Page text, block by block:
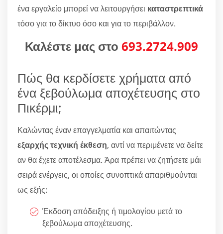
ένα εργαλείο μπορεί να λειτουργήσει καταστρεπτικά
τόσο για το δίκτυο όσο και για το περιβάλλον.
Καλέστε μας στο 693.2724.909
Πώς θα κερδίσετε χρήματα από
ένα ξεβούλωμα αποχέτευσης στο
Πικέρμι;
Καλώντας έναν επαγγελματία και απαιτώντας
εξαρχής τεχνική έκθεση, αντί να περιμένετε να δείτε
αν θα έχετε αποτέλεσμα. Άρα πρέπει να ζητήσετε μάι
σειρά ενέργεις, οι οποίες συνοπτικά απαριθμούνται
ως εξής:
Έκδοση απόδειξης ή τιμολογίου μετά το
ξεβούλωμα αποχέτευσης.